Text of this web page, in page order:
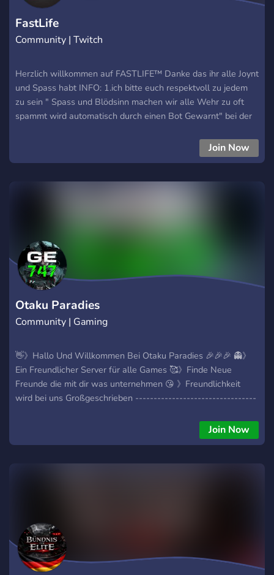
FastLife
Community | Twitch
Herzlich willkommen auf FASTLIFE™ Danke das ihr alle Joynt
und Spass habt INFO: 1.ich bitte euch respektvoll zu jedem
zu sein " Spass und Blödsinn machen wir alle Wehr zu oft
spammt wird automatisch durch einen Bot Gewarnt" bei der
braucht oder sonst irgendwas Dan öffnet beim Support
Bereich ein Ticket "beachtet die Kategorien Wir suchen Leute
neue Community wir wollen wachsen zocken und Spass
haben" hier ist jeder willkommen doch Wehr hier ist um
Stress zu suchen ist nicht erwünscht Gemeinsam in die
Zukunft!! Keine Angst dieser Server ist und bleibt so wie er ist
ich hab hier Blut reingesteckt und kleine Details mit Bots
eingefügt Viel Spas und
Join Now
Otaku Paradies
Community | Gaming
👋》Hallo Und Willkommen Bei Otaku Paradies 🎉🎉🎉 👻》
Ein Freundlicher Server für alle Games 🥰》Finde Neue
Freunde die mit dir was unternehmen 😘 》Freundlichkeit
wird bei uns Großgeschrieben ---------------------------------
Community 💪》Viele Selbst Rollen 🎮》Mitspieler suche
📈》Level System 🤖》Eigene Bots 🎵》Eigener Musik Bot
Forest Server ---------------------------------------------------
------- 🔎》Wir suchen 🙋‍♂️》Member 🚀》Booster 🎬》Twitch
Streamer Wir sind ein Community Server, wo jeder ❤️-lich
Willkommen ist. Wir freuen uns auf euch 😀
Join Now